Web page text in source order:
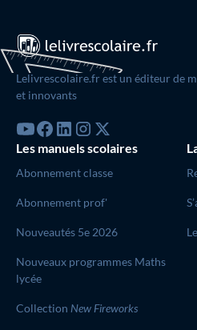
Lelivrescolaire.fr est un éditeur de
et innovants
Les manuels scolaires
Abonnement classe
Abonnement prof'
Nouveautés 5e 2026
Nouveaux programmes Maths
lycée
Collection New Fireworks